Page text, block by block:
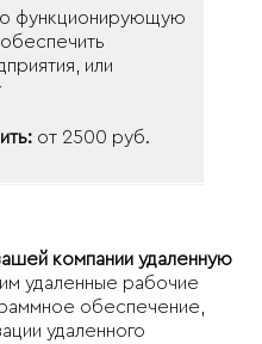
функционирующую
или
от 2500 руб.
компании удаленную
удаленные рабочие
обеспечение,
удаленного